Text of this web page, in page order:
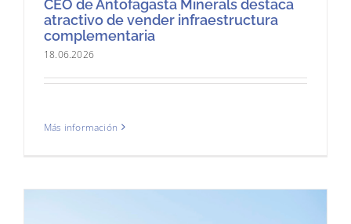
CEO de Antofagasta Minerals destaca
atractivo de vender infraestructura
complementaria
18.06.2026
Más información